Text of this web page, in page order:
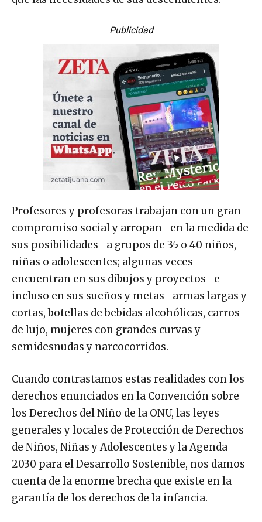
Publicidad
Profesores y profesoras trabajan con un gran
compromiso social y arropan -en la medida de
sus posibilidades- a grupos de 35 o 40 niños,
niñas o adolescentes; algunas veces
encuentran en sus dibujos y proyectos -e
incluso en sus sueños y metas- armas largas y
cortas, botellas de bebidas alcohólicas, carros
de lujo, mujeres con grandes curvas y
semidesnudas y narcocorridos.
Cuando contrastamos estas realidades con los
derechos enunciados en la Convención sobre
los Derechos del Niño de la ONU, las leyes
generales y locales de Protección de Derechos
de Niños, Niñas y Adolescentes y la Agenda
2030 para el Desarrollo Sostenible, nos damos
cuenta de la enorme brecha que existe en la
garantía de los derechos de la infancia.